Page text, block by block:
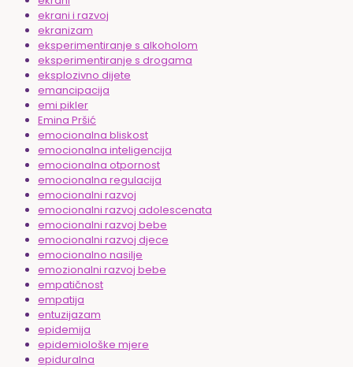
ekrani i razvoj
ekranizam
eksperimentiranje s alkoholom
eksperimentiranje s drogama
eksplozivno dijete
emancipacija
emi pikler
Emina Pršić
emocionalna bliskost
emocionalna inteligencija
emocionalna otpornost
emocionalna regulacija
emocionalni razvoj
emocionalni razvoj adolescenata
emocionalni razvoj bebe
emocionalni razvoj djece
emocionalno nasilje
emozionalni razvoj bebe
empatičnost
empatija
entuzijazam
epidemija
epidemiološke mjere
epiduralna